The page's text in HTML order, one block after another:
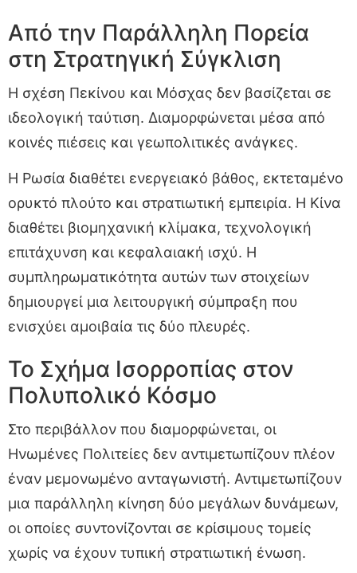
Από την Παράλληλη Πορεία
στη Στρατηγική Σύγκλιση
Η σχέση Πεκίνου και Μόσχας δεν βασίζεται σε
ιδεολογική ταύτιση. Διαμορφώνεται μέσα από
κοινές πιέσεις και γεωπολιτικές ανάγκες.
Η Ρωσία διαθέτει ενεργειακό βάθος, εκτεταμένο
ορυκτό πλούτο και στρατιωτική εμπειρία. Η Κίνα
διαθέτει βιομηχανική κλίμακα, τεχνολογική
επιτάχυνση και κεφαλαιακή ισχύ. Η
συμπληρωματικότητα αυτών των στοιχείων
δημιουργεί μια λειτουργική σύμπραξη που
ενισχύει αμοιβαία τις δύο πλευρές.
Το Σχήμα Ισορροπίας στον
Πολυπολικό Κόσμο
Στο περιβάλλον που διαμορφώνεται, οι
Ηνωμένες Πολιτείες δεν αντιμετωπίζουν πλέον
έναν μεμονωμένο ανταγωνιστή. Αντιμετωπίζουν
μια παράλληλη κίνηση δύο μεγάλων δυνάμεων,
οι οποίες συντονίζονται σε κρίσιμους τομείς
χωρίς να έχουν τυπική στρατιωτική ένωση.